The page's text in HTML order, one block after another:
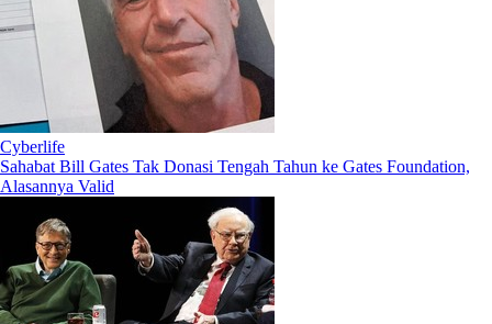
Cyberlife
Sahabat Bill Gates Tak Donasi Tengah Tahun ke Gates Foundation,
Alasannya Valid